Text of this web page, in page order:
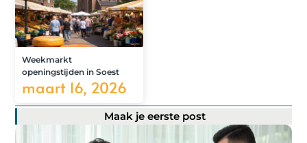
Weekmarkt
openingstijden in Soest
maart 16, 2026
Maak je eerste post